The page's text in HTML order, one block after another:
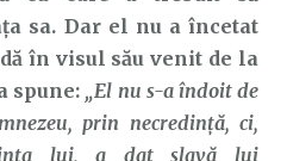
sa. Dar el nu a încetat
în visul său venit de la
spune: „El nu s-a îndoit de
prin necredință, ci,
lui, a dat slavă lui